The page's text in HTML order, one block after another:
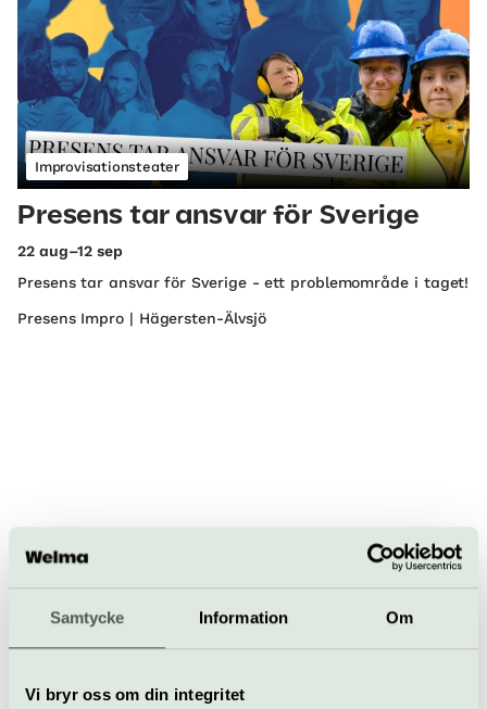
Samtycke Information Om
Vi bryr oss om din integritet
Improvisationsteater
Presens tar ansvar för Sverige
22 aug–12 sep
Presens tar ansvar för Sverige - ett problemområde i taget!
Presens Impro | Hägersten-Älvsjö
Improvisationsteater
Sommar - jam
9 jul–9 aug
ihop i grupper och får spela scener tillsammans. E